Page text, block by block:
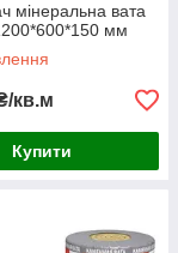
мінеральна вата
мм
кв.м
Купити